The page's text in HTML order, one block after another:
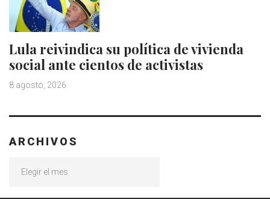
Lula reivindica su política de vivienda
social ante cientos de activistas
8 agosto, 2026
ARCHIVOS